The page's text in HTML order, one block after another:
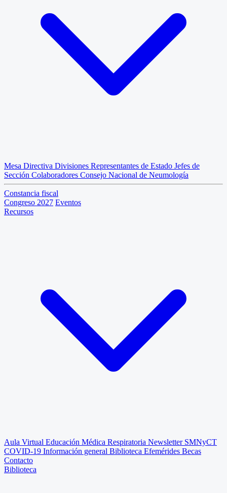
Mesa Directiva Divisiones Representantes de Estado Jefes de
Sección Colaboradores Consejo Nacional de Neumología
Constancia fiscal
Congreso 2027 Eventos
Recursos
Aula Virtual Educación Médica Respiratoria Newsletter SMNyCT
COVID-19 Información general Biblioteca Efemérides Becas
Contacto
Biblioteca